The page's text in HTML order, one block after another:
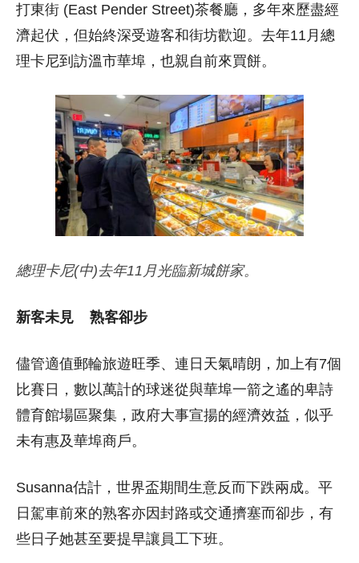
打東街 (East Pender Street)茶餐廳，多年來歷盡經
濟起伏，但始終深受遊客和街坊歡迎。去年11月總
理卡尼到訪溫市華埠，也親自前來買餅。
總理卡尼(中)去年11月光臨新城餅家。
新客未見 熟客卻步
儘管適值郵輪旅遊旺季、連日天氣晴朗，加上有7個
比賽日，數以萬計的球迷從與華埠一箭之遙的卑詩
體育館場區聚集，政府大事宣揚的經濟效益，似乎
未有惠及華埠商戶。
Susanna估計，世界盃期間生意反而下跌兩成。平
日駕車前來的熟客亦因封路或交通擠塞而卻步，有
些日子她甚至要提早讓員工下班。